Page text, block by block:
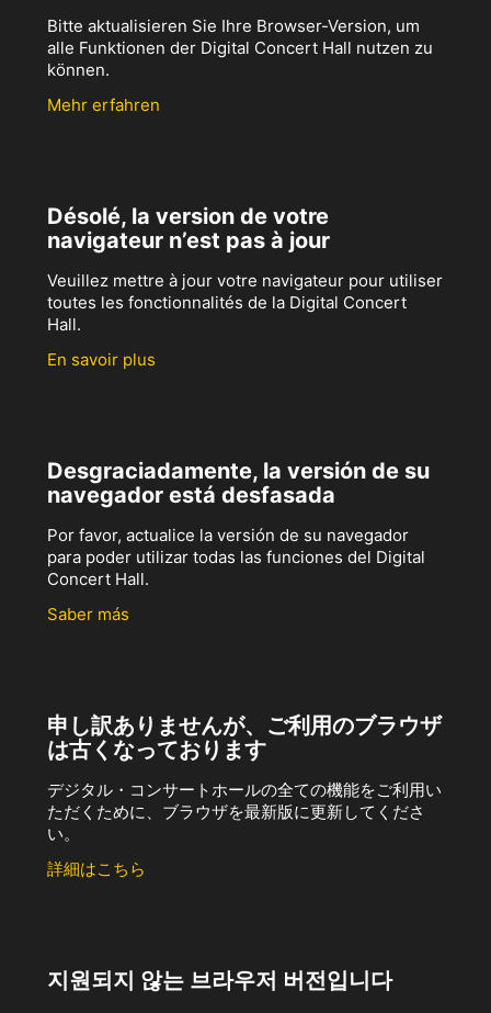
Bitte aktualisieren Sie Ihre Browser-Version, um
alle Funktionen der Digital Concert Hall nutzen zu
können.
Mehr erfahren
Désolé, la version de votre
navigateur n’est pas à jour
Veuillez mettre à jour votre navigateur pour utiliser
toutes les fonctionnalités de la Digital Concert
Hall.
En savoir plus
Desgraciadamente, la versión de su
navegador está desfasada
Por favor, actualice la versión de su navegador
para poder utilizar todas las funciones del Digital
Concert Hall.
Saber más
申し訳ありませんが、ご利用のブラウザ
は古くなっております
デジタル・コンサートホールの全ての機能をご利用い
ただくために、ブラウザを最新版に更新してくださ
い。
詳細はこちら
지원되지 않는 브라우저 버전입니다